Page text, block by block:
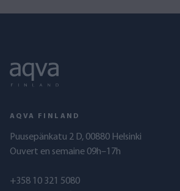
AQVA FINLAND
Puusepänkatu 2 D, 00880 Helsinki
Ouvert en semaine 09h–17h
+358 10 321 5080